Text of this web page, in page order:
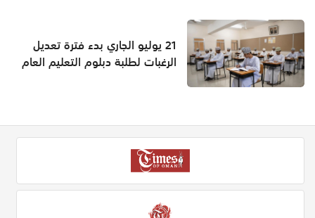
21 يوليو الجاري بدء فترة تعديل
الرغبات لطلبة دبلوم التعليم العام